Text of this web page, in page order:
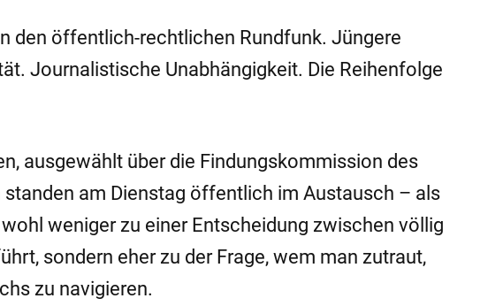
den öffentlich-rechtlichen Rundfunk. Jüngere
Journalistische Unabhängigkeit. Die Reihenfolge
ausgewählt über die Findungskommission des
am Dienstag öffentlich im Austausch – als
weniger zu einer Entscheidung zwischen völlig
sondern eher zu der Frage, wem man zutraut,
zu navigieren.